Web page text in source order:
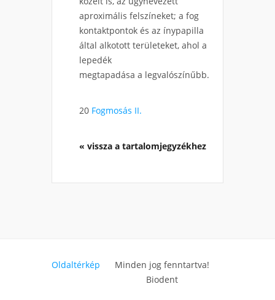
aproximális felszíneket; a fog
kontaktpontok és az ínypapilla
által alkotott területeket, ahol a
lepedék
megtapadása a legvalószínűbb.
20 Fogmosás II.
« vissza a tartalomjegyzékhez
Oldaltérkép
Minden jog fenntartva!
Biodent